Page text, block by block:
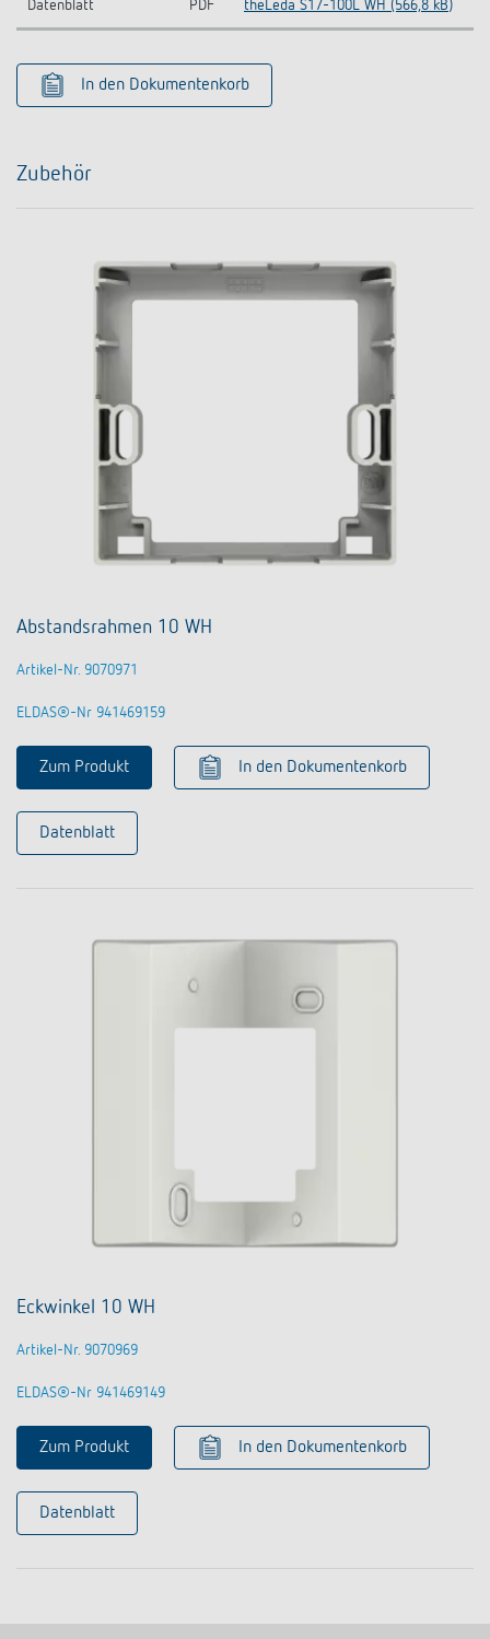
Datenblatt PDF theLeda S17-100L WH (566,8 kB)
In den Dokumentenkorb
Zubehör
Abstandsrahmen 10 WH
Artikel-Nr. 9070971
ELDAS®-Nr 941469159
Zum Produkt In den Dokumentenkorb
Datenblatt
Eckwinkel 10 WH
Artikel-Nr. 9070969
ELDAS®-Nr 941469149
Zum Produkt In den Dokumentenkorb
Datenblatt